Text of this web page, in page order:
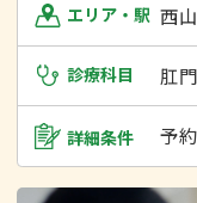
エリア・駅 西
診療科目 肛
詳細条件 予